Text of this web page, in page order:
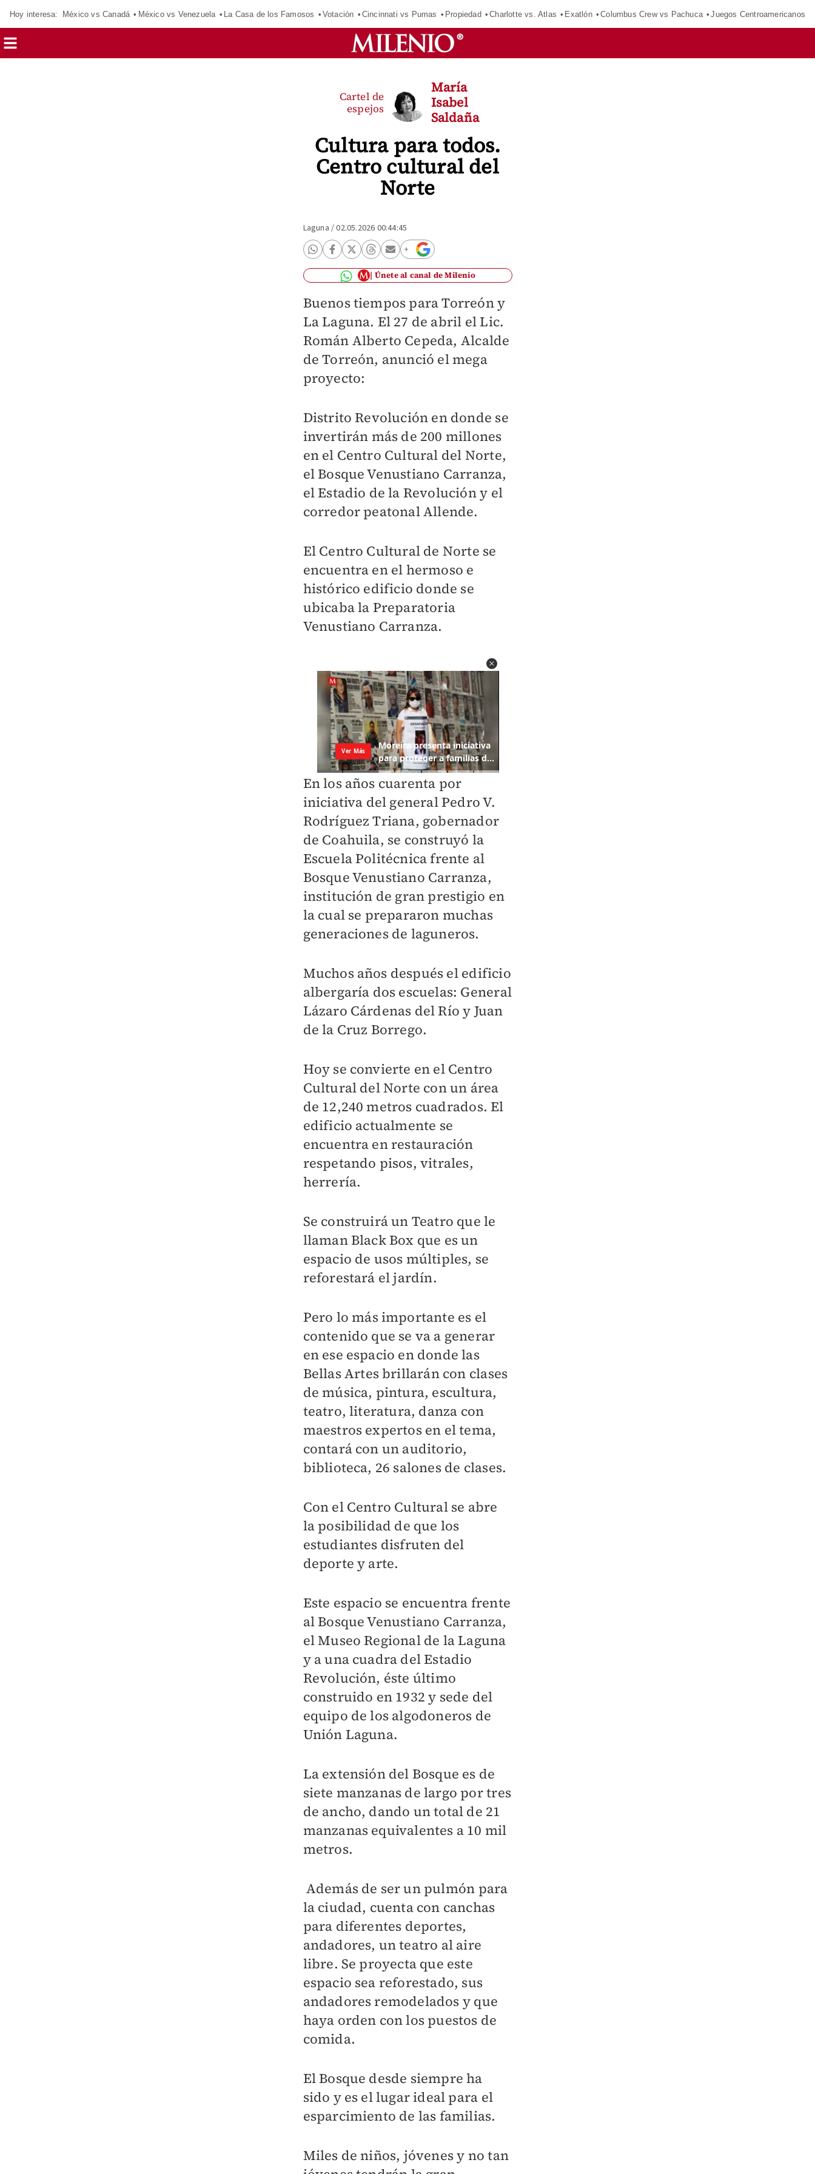
Hoy interesa: México vs Canadá México vs Venezuela La Casa de los Famosos Votación Cincinnati vs Pumas Propiedad Charlotte vs. Atlas Exatlón Columbus Crew vs Pachuca Juegos Centroamericanos
Cultura para todos.
Centro cultural del
Norte
Cartel de
espejos
María
Isabel
Saldaña
Laguna /02.05.2026 00:44:45
Únete al canal de Milenio
Buenos tiempos para Torreón y
La Laguna. El 27 de abril el Lic.
Román Alberto Cepeda, Alcalde
de Torreón, anunció el mega
proyecto:
Distrito Revolución en donde se
invertirán más de 200 millones
en el Centro Cultural del Norte,
el Bosque Venustiano Carranza,
el Estadio de la Revolución y el
corredor peatonal Allende.
El Centro Cultural de Norte se
encuentra en el hermoso e
histórico edificio donde se
ubicaba la Preparatoria
Venustiano Carranza.
En los años cuarenta por
iniciativa del general Pedro V.
Rodríguez Triana, gobernador
de Coahuila, se construyó la
Escuela Politécnica frente al
Bosque Venustiano Carranza,
institución de gran prestigio en
la cual se prepararon muchas
generaciones de laguneros.
Muchos años después el edificio
albergaría dos escuelas: General
Lázaro Cárdenas del Río y Juan
de la Cruz Borrego.
Hoy se convierte en el Centro
Cultural del Norte con un área
de 12,240 metros cuadrados. El
edificio actualmente se
encuentra en restauración
respetando pisos, vitrales,
herrería.
Se construirá un Teatro que le
llaman Black Box que es un
espacio de usos múltiples, se
reforestará el jardín.
Pero lo más importante es el
contenido que se va a generar
en ese espacio en donde las
Bellas Artes brillarán con clases
de música, pintura, escultura,
teatro, literatura, danza con
maestros expertos en el tema,
contará con un auditorio,
biblioteca, 26 salones de clases.
Con el Centro Cultural se abre
la posibilidad de que los
estudiantes disfruten del
deporte y arte.
Este espacio se encuentra frente
al Bosque Venustiano Carranza,
el Museo Regional de la Laguna
y a una cuadra del Estadio
Revolución, éste último
construido en 1932 y sede del
equipo de los algodoneros de
Unión Laguna.
La extensión del Bosque es de
siete manzanas de largo por tres
de ancho, dando un total de 21
manzanas equivalentes a 10 mil
metros.
Además de ser un pulmón para
la ciudad, cuenta con canchas
para diferentes deportes,
andadores, un teatro al aire
libre. Se proyecta que este
espacio sea reforestado, sus
andadores remodelados y que
haya orden con los puestos de
comida.
El Bosque desde siempre ha
sido y es el lugar ideal para el
esparcimiento de las familias.
Miles de niños, jóvenes y no tan